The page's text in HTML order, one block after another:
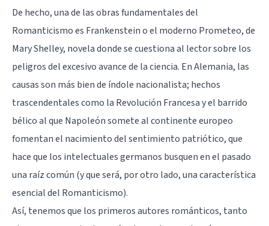
De hecho, una de las obras fundamentales del
Romanticismo es Frankenstein o el moderno Prometeo, de
Mary Shelley, novela donde se cuestiona al lector sobre los
peligros del excesivo avance de la ciencia. En Alemania, las
causas son más bien de índole nacionalista; hechos
trascendentales como la Revolución Francesa y el barrido
bélico al que Napoleón somete al continente europeo
fomentan el nacimiento del sentimiento patriótico, que
hace que los intelectuales germanos busquen en el pasado
una raíz común (y que será, por otro lado, una característica
esencial del Romanticismo).
Así, tenemos que los primeros autores románticos, tanto